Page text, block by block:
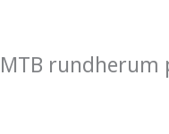
rundherum